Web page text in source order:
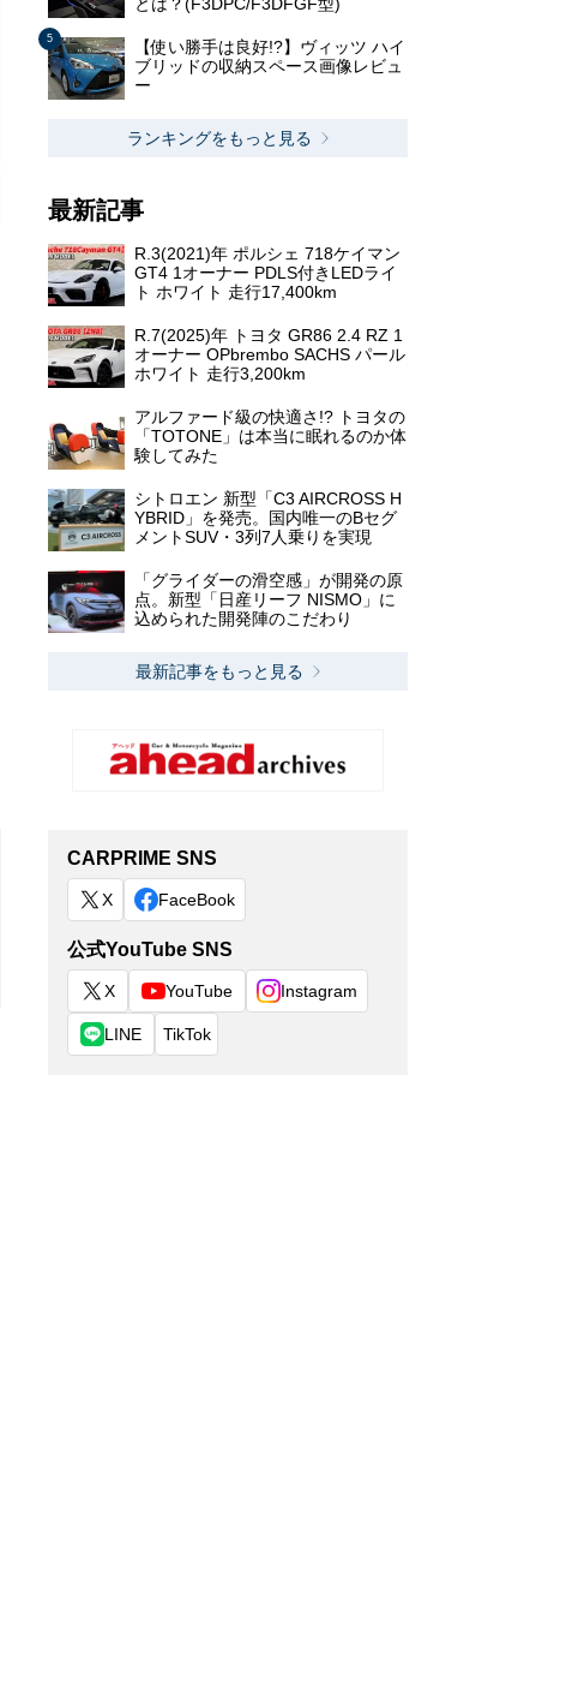
【使い勝手は良好!?】ヴィッツ ハイ
ブリッドの収納スペース画像レビュ
ー
ランキングをもっと見る
最新記事
R.3(2021)年 ポルシェ 718ケイマン
GT4 1オーナー PDLS付きLEDライ
ト ホワイト 走行17,400km
R.7(2025)年 トヨタ GR86 2.4 RZ 1
オーナー OPbrembo SACHS パール
ホワイト 走行3,200km
アルファード級の快適さ!? トヨタの
「TOTONE」は本当に眠れるのか体
験してみた
シトロエン 新型「C3 AIRCROSS H
YBRID」を発売。国内唯一のBセグ
メントSUV・3列7人乗りを実現
「グライダーの滑空感」が開発の原
点。新型「日産リーフ NISMO」に
込められた開発陣のこだわり
最新記事をもっと見る
CARPRIME SNS
X FaceBook
公式YouTube SNS
X YouTube Instagram
LINE TikTok